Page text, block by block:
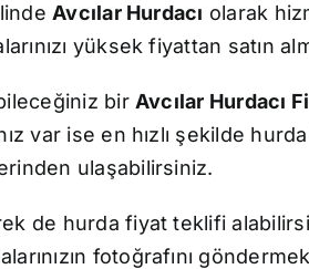
Avcılar Hurdacı olarak
yüksek fiyattan satın
bir Avcılar Hurdacı
var ise en hızlı şekilde
ulaşabilirsiniz.
de hurda fiyat teklifi
fotoğrafını